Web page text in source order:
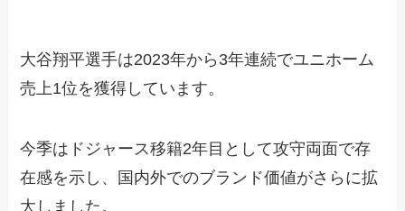
大谷翔平選手は2023年から3年連続でユニホーム
売上1位を獲得しています。
今季はドジャース移籍2年目として攻守両面で存
在感を示し、国内外でのブランド価値がさらに拡
大しました。